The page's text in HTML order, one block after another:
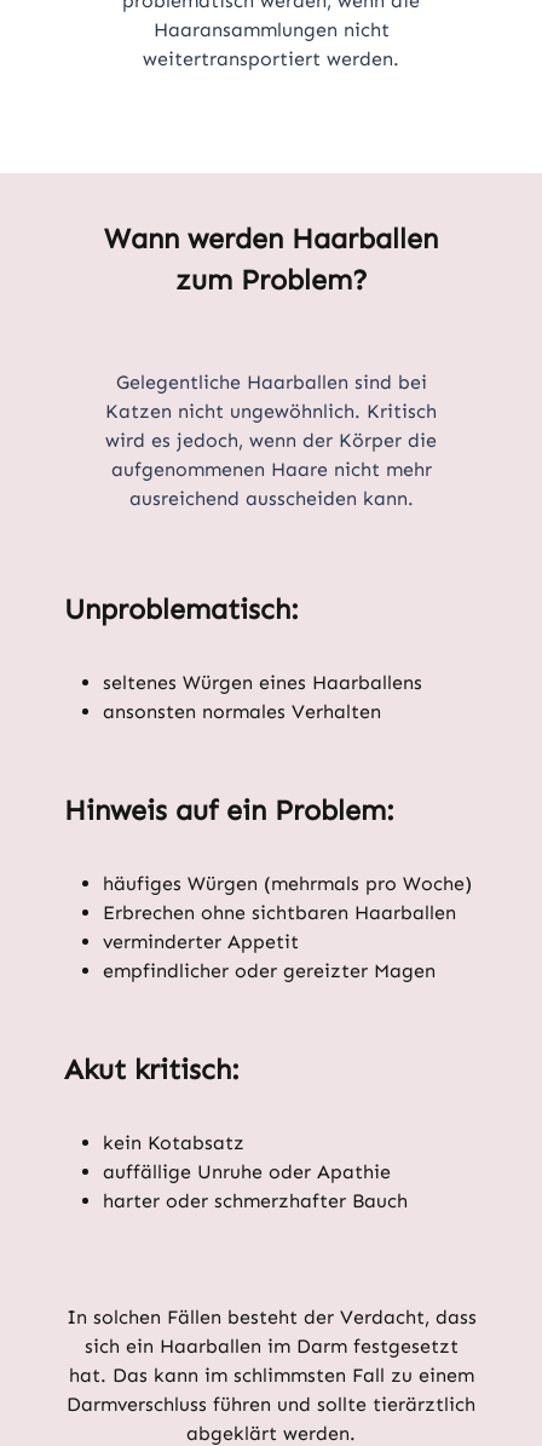
Haaransammlungen nicht
weitertransportiert werden.
Wann werden Haarballen
zum Problem?
Gelegentliche Haarballen sind bei
Katzen nicht ungewöhnlich. Kritisch
wird es jedoch, wenn der Körper die
aufgenommenen Haare nicht mehr
ausreichend ausscheiden kann.
Unproblematisch:
seltenes Würgen eines Haarballens
ansonsten normales Verhalten
Hinweis auf ein Problem:
häufiges Würgen (mehrmals pro Woche)
Erbrechen ohne sichtbaren Haarballen
verminderter Appetit
empfindlicher oder gereizter Magen
Akut kritisch:
kein Kotabsatz
auffällige Unruhe oder Apathie
harter oder schmerzhafter Bauch
In solchen Fällen besteht der Verdacht, dass
sich ein Haarballen im Darm festgesetzt
hat. Das kann im schlimmsten Fall zu einem
Darmverschluss führen und sollte tierärztlich
abgeklärt werden.